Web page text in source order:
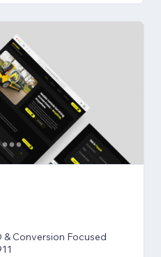
& Conversion Focused